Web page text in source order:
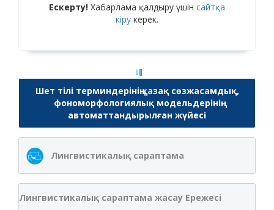
Ескерту! Хабарлама қалдыру үшін сайтқа
кіру керек.
Шет тілі терминдерінің қазақ сөзжасамдық,
фономорфологиялық модельдерінің
автоматтандырылған жүйесі
Лингвистикалық сараптама
Лингвистикалық сараптама жасау Ережесі